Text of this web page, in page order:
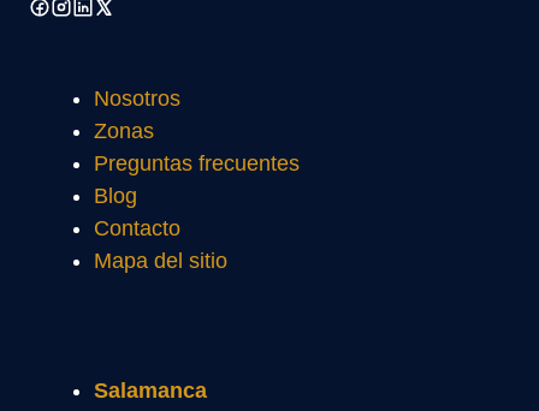
Nosotros
Zonas
Preguntas frecuentes
Blog
Contacto
Mapa del sitio
Salamanca